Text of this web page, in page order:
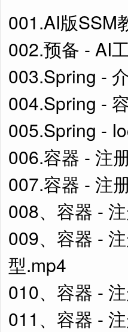
001.AI版SSM
002.预备 - AI
003.Spring -
004.Spring -
005.Spring -
006.容器 - 注
007.容器 - 注
008、容器 -
009、容器 -
型.mp4
010、容器 -
011、容器 -